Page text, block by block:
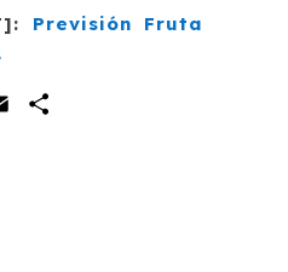
Previsión Fruta
Email